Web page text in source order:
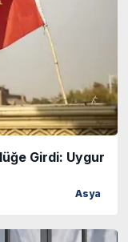
Girdi: Uygur
Asya